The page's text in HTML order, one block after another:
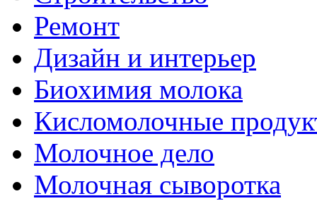
Ремонт
Дизайн и интерьер
Биохимия молока
Кисломолочные
Молочное дело
Молочная сыворотка